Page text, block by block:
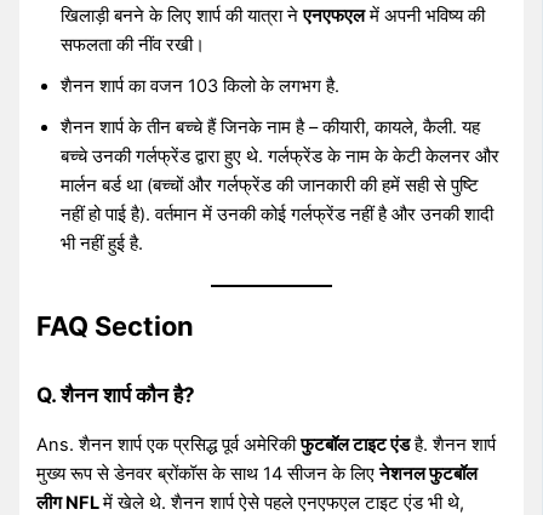
खिलाड़ी बनने के लिए शार्प की यात्रा नेएनएफएलमें अपनी भविष्य की
सफलता की नींव रखी।
शैनन शार्प का वजन 103 किलो के लगभग है.
शैनन शार्प के तीन बच्चे हैं जिनके नाम है – कीयारी, कायले, कैली. यह
बच्चे उनकी गर्लफ्रेंड द्वारा हुए थे. गर्लफ्रेंड के नाम के केटी केलनर और
मार्लन बर्ड था (बच्चों और गर्लफ्रेंड की जानकारी की हमें सही से पुष्टि
नहीं हो पाई है). वर्तमान में उनकी कोई गर्लफ्रेंड नहीं है और उनकी शादी
भी नहीं हुई है.
FAQ Section
Q. शैनन शार्प कौन है?
Ans. शैनन शार्प एक प्रसिद्ध पूर्व अमेरिकीफुटबॉल टाइट एंडहै. शैनन शार्प
मुख्य रूप से डेनवर ब्रोंकॉस के साथ 14 सीजन के लिएनेशनल फुटबॉल
लीग NFLमें खेले थे. शैनन शार्प ऐसे पहले एनएफएल टाइट एंड भी थे,